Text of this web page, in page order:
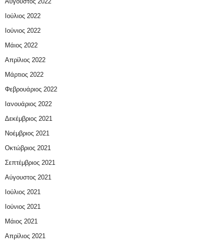
Ιούλιος 2022
Ιούνιος 2022
Μάιος 2022
Απρίλιος 2022
Μάρτιος 2022
Φεβρουάριος 2022
Ιανουάριος 2022
Δεκέμβριος 2021
Νοέμβριος 2021
Οκτώβριος 2021
Σεπτέμβριος 2021
Αύγουστος 2021
Ιούλιος 2021
Ιούνιος 2021
Μάιος 2021
Απρίλιος 2021